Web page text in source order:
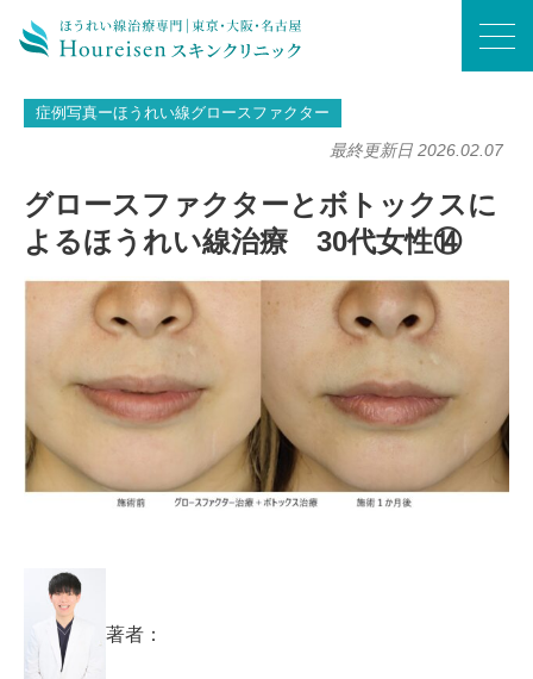
グロースファクターとボトックスによるほうれい線治療 30代女性⑭
症例写真ーほうれい線グロースファクター
最終更新日 2026.02.07
グロースファクターとボトックスに
よるほうれい線治療 30代女性⑭
著者：